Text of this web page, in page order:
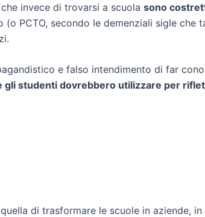
invece di trovarsi a scuola sono
(o PCTO, secondo le demenziali sigle che
e falso intendimento di far
gli studenti dovrebbero utilizzare per
di trasformare le scuole in aziende,